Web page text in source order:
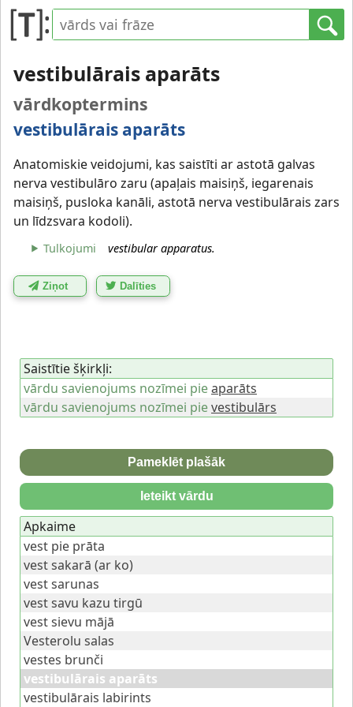
vestibulārais aparāts
vārdkoptermins
vestibulārais aparāts
Anatomiskie veidojumi, kas saistīti ar astotā galvas
nerva vestibulāro zaru (apaļais maisiņš, iegarenais
maisiņš, pusloka kanāli, astotā nerva vestibulārais zars
un līdzsvara kodoli).
Tulkojumi vestibular apparatus.
Ziņot Dalīties
Saistītie šķirkļi:
vārdu savienojums nozīmei pieaparāts
vārdu savienojums nozīmei pievestibulārs
Pameklēt plašāk
Ieteikt vārdu
Apkaime
vest pie prāta
vest sakarā (ar ko)
vest sarunas
vest savu kazu tirgū
vest sievu mājā
Vesterolu salas
vestes brunči
vestibulārais aparāts
vestibulārais labirints